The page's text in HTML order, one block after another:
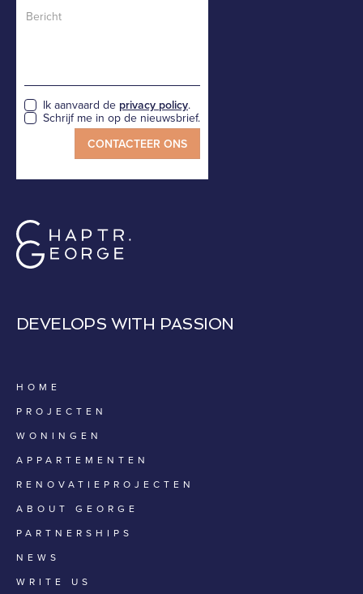
Ik aanvaard de privacy policy.
Schrijf me in op de nieuwsbrief.
DEVELOPS WITH PASSION
HOME
PROJECTEN
WONINGEN
APPARTEMENTEN
RENOVATIEPROJECTEN
ABOUT GEORGE
PARTNERSHIPS
NEWS
WRITE US